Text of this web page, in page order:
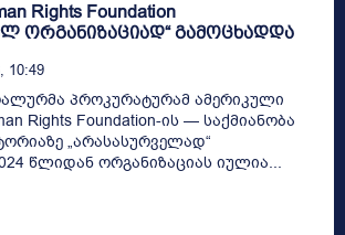
Rights Foundation
ორგანიზაციად“ გამოცხადდა
10:49
პროკურატურამ ამერიკული
Rights Foundation-ის — საქმიანობა
„არასასურველად“
წლიდან ორგანიზაციას იულია...